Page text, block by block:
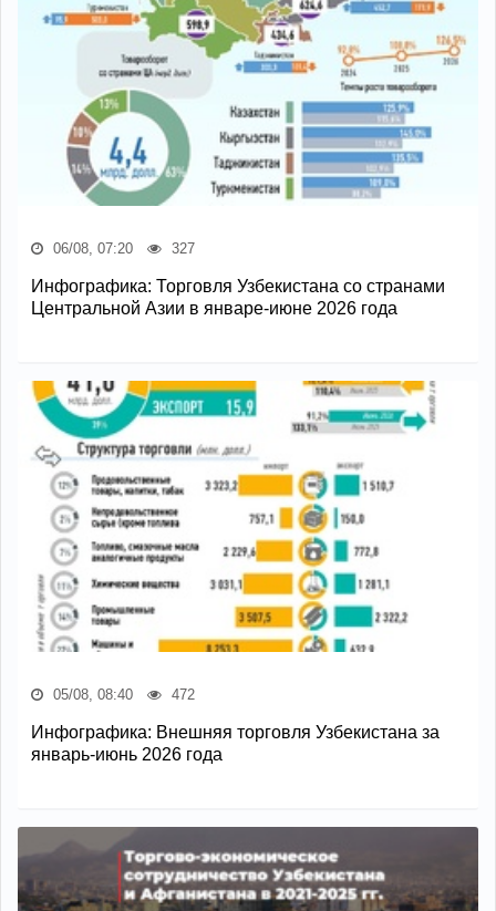
06/08, 07:20 327
Инфографика: Торговля Узбекистана со странами
Центральной Азии в январе-июне 2026 года
05/08, 08:40 472
Инфографика: Внешняя торговля Узбекистана за
январь-июнь 2026 года